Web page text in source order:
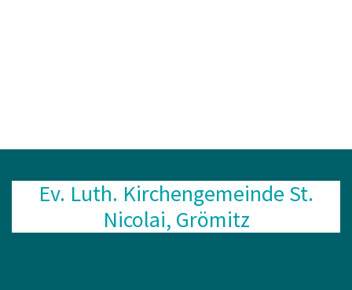
Ev. Luth. Kirchengemeinde St.
Nicolai, Grömitz